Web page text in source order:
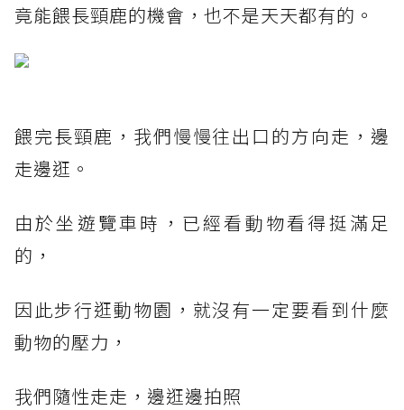
竟能餵長頸鹿的機會，也不是天天都有的。
餵完長頸鹿，我們慢慢往出口的方向走，邊
走邊逛。
由於坐遊覽車時，已經看動物看得挺滿足
的，
因此步行逛動物園，就沒有一定要看到什麼
動物的壓力，
我們隨性走走，邊逛邊拍照